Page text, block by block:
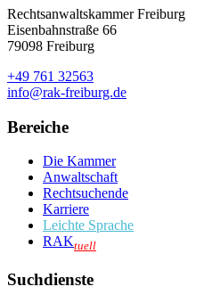
Rechtsanwaltskammer Freiburg
Eisenbahnstraße 66
79098 Freiburg
+49 761 32563
info@rak-freiburg.de
Bereiche
Die Kammer
Anwaltschaft
Rechtsuchende
Karriere
Leichte Sprache
RAKtuell
Suchdienste